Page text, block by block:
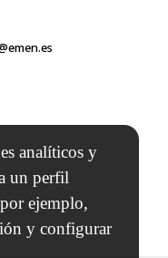
analíticos y
un perfil
ejemplo,
y configurar